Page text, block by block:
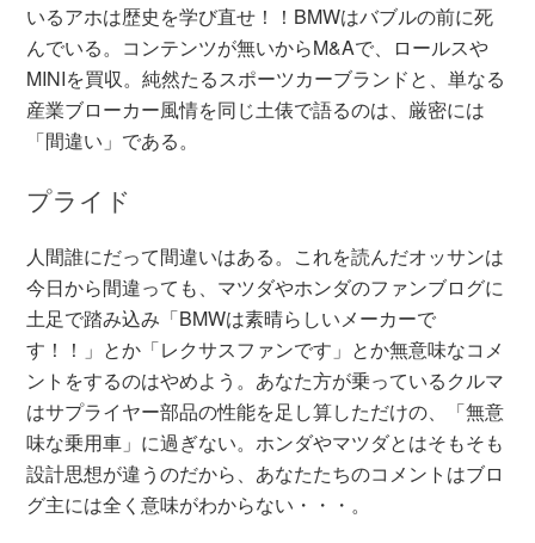
いるアホは歴史を学び直せ！！BMWはバブルの前に死
んでいる。コンテンツが無いからM&Aで、ロールスや
MINIを買収。純然たるスポーツカーブランドと、単なる
産業ブローカー風情を同じ土俵で語るのは、厳密には
「間違い」である。
プライド
人間誰にだって間違いはある。これを読んだオッサンは
今日から間違っても、マツダやホンダのファンブログに
土足で踏み込み「BMWは素晴らしいメーカーで
す！！」とか「レクサスファンです」とか無意味なコメ
ントをするのはやめよう。あなた方が乗っているクルマ
はサプライヤー部品の性能を足し算しただけの、「無意
味な乗用車」に過ぎない。ホンダやマツダとはそもそも
設計思想が違うのだから、あなたたちのコメントはブロ
グ主には全く意味がわからない・・・。